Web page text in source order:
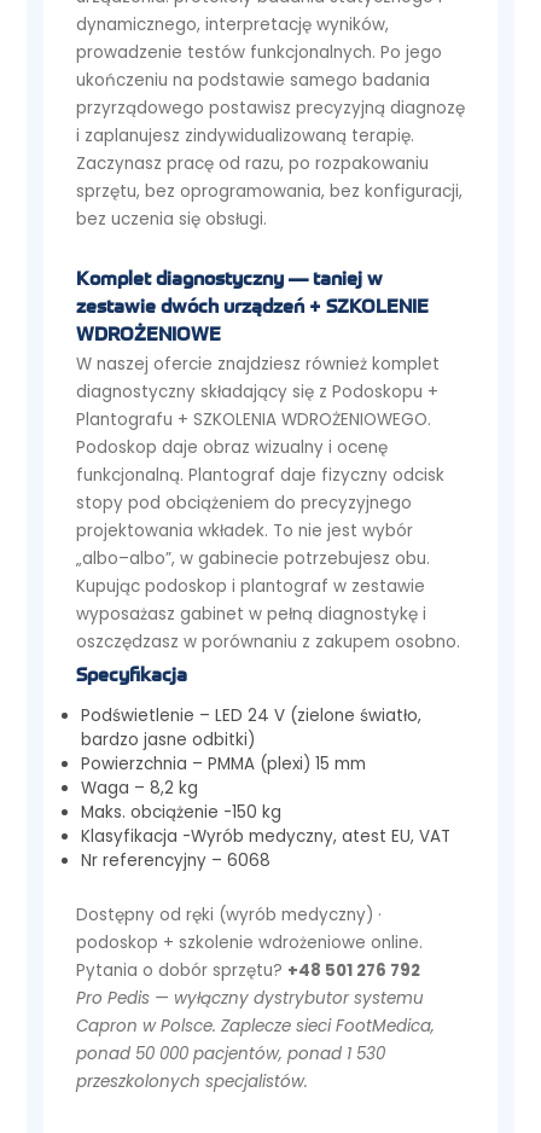
dynamicznego, interpretację wyników,
prowadzenie testów funkcjonalnych. Po jego
ukończeniu na podstawie samego badania
przyrządowego postawisz precyzyjną diagnozę
i zaplanujesz zindywidualizowaną terapię.
Zaczynasz pracę od razu, po rozpakowaniu
sprzętu, bez oprogramowania, bez konfiguracji,
bez uczenia się obsługi.
Komplet diagnostyczny — taniej w
zestawie dwóch urządzeń + SZKOLENIE
WDROŻENIOWE
W naszej ofercie znajdziesz również komplet
diagnostyczny składający się z Podoskopu +
Plantografu + SZKOLENIA WDROŻENIOWEGO.
Podoskop daje obraz wizualny i ocenę
funkcjonalną. Plantograf daje fizyczny odcisk
stopy pod obciążeniem do precyzyjnego
projektowania wkładek. To nie jest wybór
„albo–albo”, w gabinecie potrzebujesz obu.
Kupując podoskop i plantograf w zestawie
wyposażasz gabinet w pełną diagnostykę i
oszczędzasz w porównaniu z zakupem osobno.
Specyfikacja
Podświetlenie – LED 24 V (zielone światło,
bardzo jasne odbitki)
Powierzchnia – PMMA (plexi) 15 mm
Waga –8,2 kg
Maks. obciążenie -150 kg
Klasyfikacja -Wyrób medyczny, atest EU, VAT
Nr referencyjny –6068
Dostępny od ręki (wyrób medyczny) ·
podoskop + szkolenie wdrożeniowe online.
Pytania o dobór sprzętu? +48 501 276 792
Pro Pedis — wyłączny dystrybutor systemu
Capron w Polsce. Zaplecze sieci FootMedica,
ponad 50 000 pacjentów, ponad 1 530
przeszkolonych specjalistów.